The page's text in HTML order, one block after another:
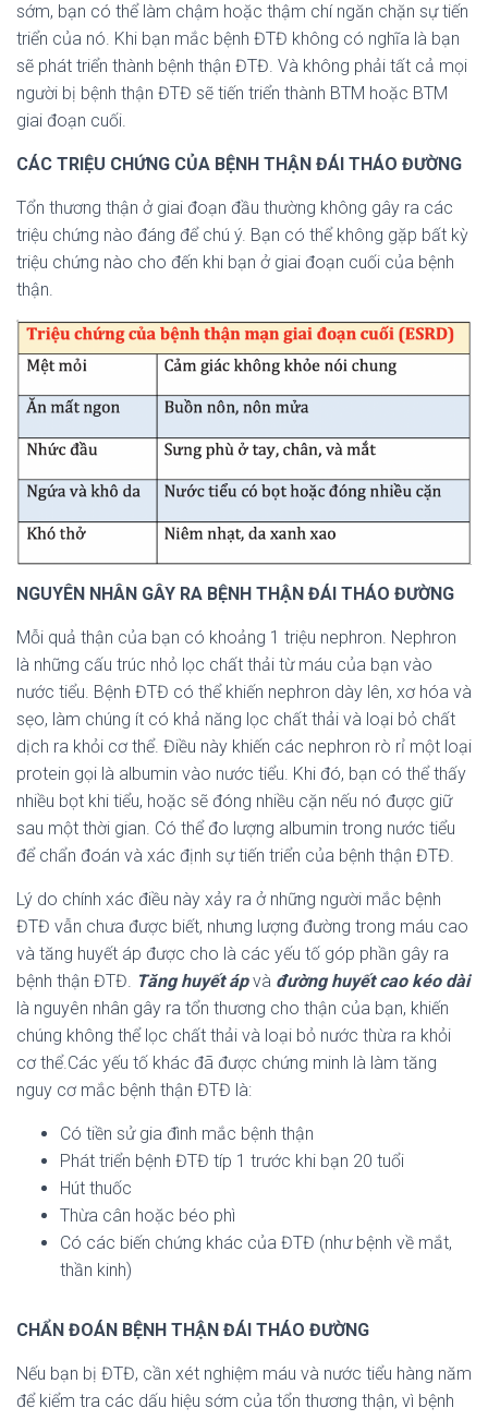
sớm, bạn có thể làm chậm hoặc thậm chí ngăn chặn sự tiến
triển của nó. Khi bạn mắc bệnh ĐTĐ không có nghĩa là bạn
sẽ phát triển thành bệnh thận ĐTĐ. Và không phải tất cả mọi
người bị bệnh thận ĐTĐ sẽ tiến triển thành BTM hoặc BTM
giai đoạn cuối.
CÁC TRIỆU CHỨNG CỦA BỆNH THẬN ĐÁI THÁO ĐƯỜNG
Tổn thương thận ở giai đoạn đầu thường không gây ra các
triệu chứng nào đáng để chú ý. Bạn có thể không gặp bất kỳ
triệu chứng nào cho đến khi bạn ở giai đoạn cuối của bệnh
thận.
NGUYÊN NHÂN GÂY RA BỆNH THẬN ĐÁI THÁO ĐƯỜNG
Mỗi quả thận của bạn có khoảng 1 triệu nephron. Nephron
là những cấu trúc nhỏ lọc chất thải từ máu của bạn vào
nước tiểu. Bệnh ĐTĐ có thể khiến nephron dày lên, xơ hóa và
sẹo, làm chúng ít có khả năng lọc chất thải và loại bỏ chất
dịch ra khỏi cơ thể. Điều này khiến các nephron rò rỉ một loại
protein gọi là albumin vào nước tiểu. Khi đó, bạn có thể thấy
nhiều bọt khi tiểu, hoặc sẽ đóng nhiều cặn nếu nó được giữ
sau một thời gian. Có thể đo lượng albumin trong nước tiểu
để chẩn đoán và xác định sự tiến triển của bệnh thận ĐTĐ.
Lý do chính xác điều này xảy ra ở những người mắc bệnh
ĐTĐ vẫn chưa được biết, nhưng lượng đường trong máu cao
và tăng huyết áp được cho là các yếu tố góp phần gây ra
bệnh thận ĐTĐ. Tăng huyết ápvà đường huyết cao kéo dài
là nguyên nhân gây ra tổn thương cho thận của bạn, khiến
chúng không thể lọc chất thải và loại bỏ nước thừa ra khỏi
cơ thể.Các yếu tố khác đã được chứng minh là làm tăng
nguy cơ mắc bệnh thận ĐTĐ là:
Có tiền sử gia đình mắc bệnh thận
Phát triển bệnh ĐTĐ típ 1 trước khi bạn 20 tuổi
Hút thuốc
Thừa cân hoặc béo phì
Có các biến chứng khác của ĐTĐ (như bệnh về mắt,
thần kinh)
CHẨN ĐOÁN BỆNH THẬN ĐÁI THÁO ĐƯỜNG
Nếu bạn bị ĐTĐ, cần xét nghiệm máu và nước tiểu hàng năm
để kiểm tra các dấu hiệu sớm của tổn thương thận, vì bệnh